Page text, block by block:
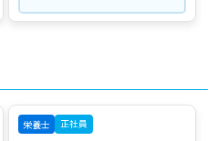
栄養士 正社員